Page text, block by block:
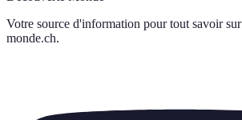
Votre source d'information pour tout savoir sur
monde.ch.